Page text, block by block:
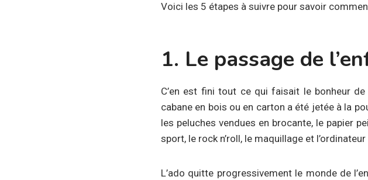
Voici les 5 étapes à suivre pour savoir
1. Le passage de
C’en est fini tout ce qui faisait le bonheur
cabane en bois ou en carton a été jetée à la
les peluches vendues en brocante, le papier
sport, le rock n’roll, le maquillage et l’ordinateur
L’ado quitte progressivement le monde de